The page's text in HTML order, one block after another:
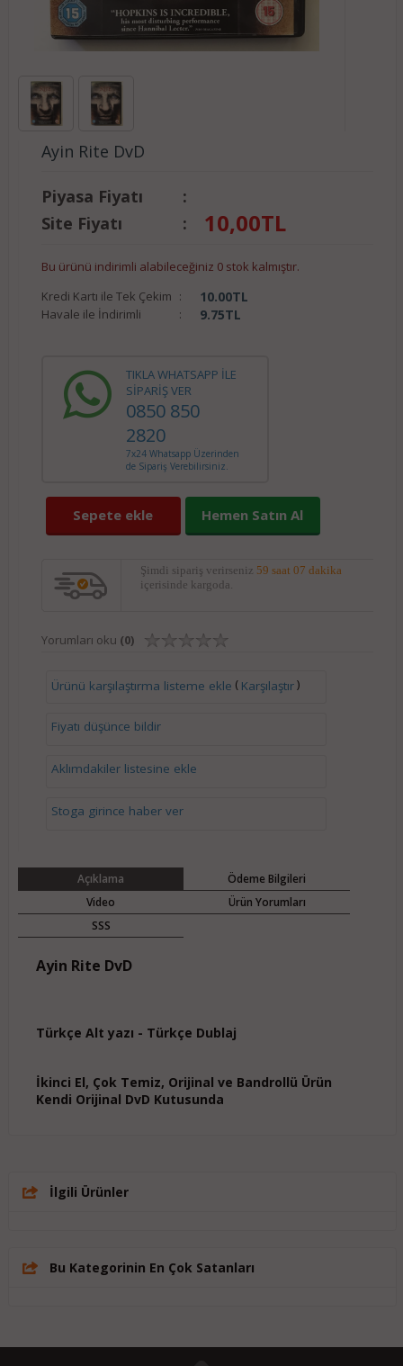
Ayin Rite DvD
Piyasa Fiyatı
:
Site Fiyatı
: 10,00TL
Bu ürünü indirimli alabileceğiniz 0 stok kalmıştır.
Kredi Kartı ile Tek Çekim : 10.00TL
Havale ile İndirimli : 9.75TL
TIKLA WHATSAPP İLE
SİPARİŞ VER
0850 850
2820
7x24 Whatsapp Üzerinden
de Sipariş Verebilirsiniz.
Sepete ekle Hemen Satın Al
Şimdi sipariş verirseniz 59 saat 07 dakika
içerisinde kargoda.
Yorumları oku (0)
Ürünü karşılaştırma listeme ekle ( Karşılaştır)
Fiyatı düşünce bildir
Aklımdakiler listesine ekle
Stoga girince haber ver
Açıklama
Ödeme Bilgileri
Video
Ürün Yorumları
SSS
Ayin Rite DvD
Türkçe Alt yazı - Türkçe Dublaj
İkinci El, Çok Temiz, Orijinal ve Bandrollü Ürün
Kendi Orijinal DvD Kutusunda
İlgili Ürünler
Bu Kategorinin En Çok Satanları